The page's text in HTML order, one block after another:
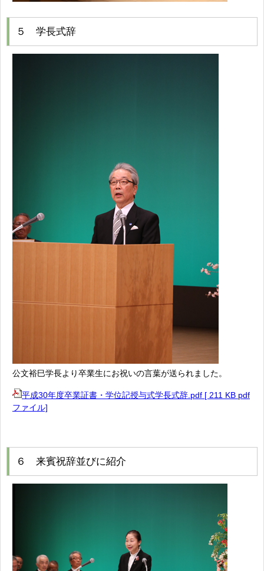
５ 学長式辞
公文裕巳学長より卒業生にお祝いの言葉が送られました。
平成30年度卒業証書・学位記授与式学長式辞.pdf [ 211 KB pdf
ファイル]
６ 来賓祝辞並びに紹介